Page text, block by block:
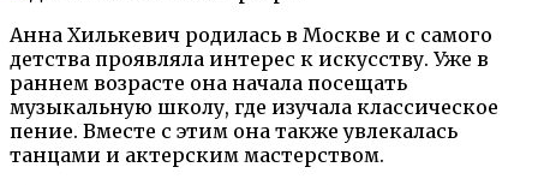
Анна Хилькевич родилась в Москве и с самого
детства проявляла интерес к искусству. Уже в
раннем возрасте она начала посещать
музыкальную школу, где изучала классическое
пение. Вместе с этим она также увлекалась
танцами и актерским мастерством.